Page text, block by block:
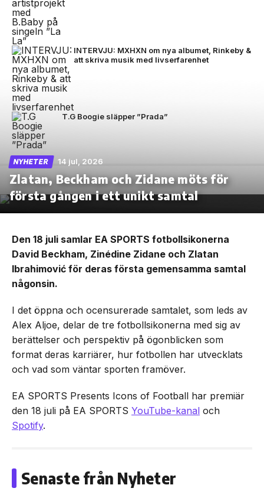
INTERVJU: MXHXN om nya albumet, Rinkeby &
att skriva musik med livserfarenhet
T.G Boogie släpper ”Prada”
NYHETER 14 jul, 2026
Zlatan, Beckham och Zidane möts för
första gången i ett unikt samtal
Den 18 juli samlar EA SPORTS fotbollsikonerna
David Beckham, Zinédine Zidane och Zlatan
Ibrahimović för deras första gemensamma samtal
någonsin.
I det öppna och ocensurerade samtalet, som leds av
Alex Aljoe, delar de tre fotbollsikonerna med sig av
berättelser och perspektiv på ögonblicken som
format deras karriärer, hur fotbollen har utvecklats
och vad som väntar sporten framöver.
EA SPORTS Presents Icons of Football har premiär
den 18 juli på EA SPORTS YouTube-kanal och
Spotify.
Senaste från Nyheter